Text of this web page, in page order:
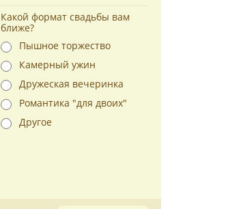
Какой формат свадьбы вам
ближе?
Пышное торжество
Камерный ужин
Дружеская вечеринка
Романтика "для двоих"
Другое